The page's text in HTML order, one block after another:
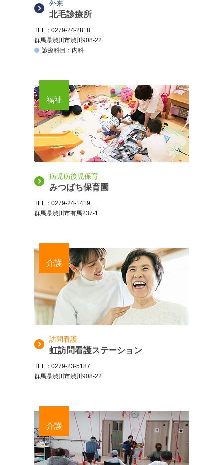
外来
北毛診療所
TEL：0279-24-2818
群馬県渋川市渋川908-22
診療科目：内科
福祉
病児病後児保育
みつばち保育園
TEL：0279-24-1419
群馬県渋川市有馬237-1
介護
訪問看護
虹訪問看護ステーション
TEL：0279-23-5187
群馬県渋川市渋川908-22
介護